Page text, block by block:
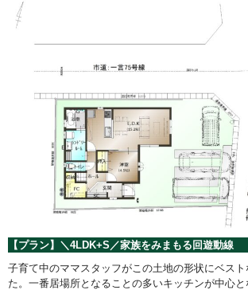
【プラン】＼4LDK+S／家族をみまもる回遊動線
子育て中のママスタッフがこの土地の形状にベス
た。一番居場所となることの多いキッチンが中心